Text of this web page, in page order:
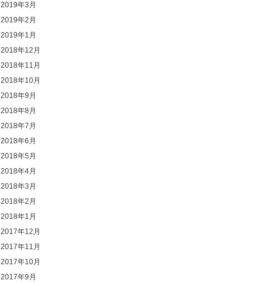
2019年3月
2019年2月
2019年1月
2018年12月
2018年11月
2018年10月
2018年9月
2018年8月
2018年7月
2018年6月
2018年5月
2018年4月
2018年3月
2018年2月
2018年1月
2017年12月
2017年11月
2017年10月
2017年9月